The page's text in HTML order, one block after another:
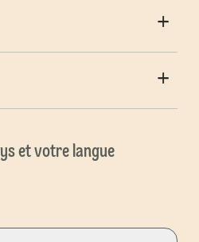
et votre langue